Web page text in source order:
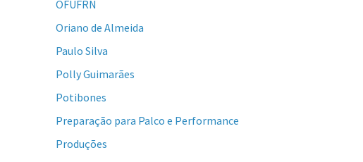
OFUFRN
Oriano de Almeida
Paulo Silva
Polly Guimarães
Potibones
Preparação para Palco e Performance
Produções